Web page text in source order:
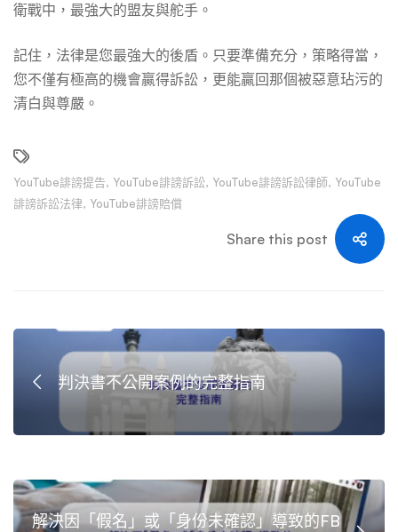
衛戰中，最強大的盟友與舵手。
記住，法律是您最強大的後盾。只要準備充分，策略得當，
您不僅有極高的機會贏得訴訟，更能贏回那個被惡意玷污的
清白與尊嚴。
YouTube誹謗提告, YouTube誹謗訴訟, YouTube誹謗訴訟律師, YouTube
誹謗訴訟法律, YouTube誹謗賠償
Share this post
判決書不公開案例的完整指南
解決因「假名」或「身份未確認」導致的FB